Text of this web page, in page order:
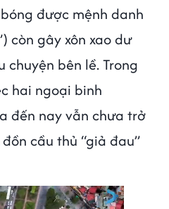
được mệnh danh
còn gây xôn xao dư
bên lề. Trong
hai ngoại binh
đến nay vẫn chưa trở
cầu thủ “giả đau”